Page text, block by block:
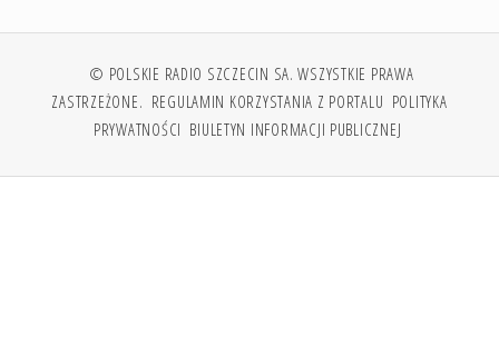
© POLSKIE RADIO SZCZECIN SA. WSZYSTKIE PRAWA
ZASTRZEŻONE. REGULAMIN KORZYSTANIA Z PORTALU POLITYKA
PRYWATNOŚCI BIULETYN INFORMACJI PUBLICZNEJ